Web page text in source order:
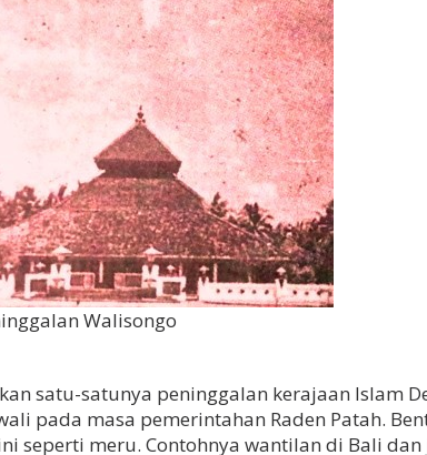
Walisongo
satu-satunya peninggalan kerajaan Islam
pada masa pemerintahan Raden Patah.
seperti meru. Contohnya wantilan di Bali dan